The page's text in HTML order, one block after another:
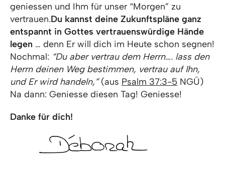
geniessen und Ihm für unser “Morgen” zu
vertrauen.Du kannst deine Zukunftspläne ganz
entspannt in Gottes vertrauenswürdige Hände
legen … denn Er will dich im Heute schon segnen!
Nochmal: “Du aber vertrau dem Herrn…. lass den
Herrn deinen Weg bestimmen, vertrau auf Ihn,
und Er wird handeln,”(aus Psalm 37:3-5 NGÜ)
Na dann: Geniesse diesen Tag! Geniesse!
Danke für dich!